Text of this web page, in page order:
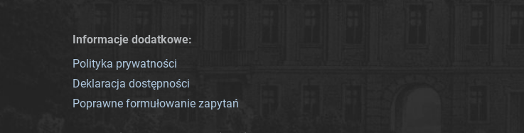
Informacje dodatkowe:
Polityka prywatności
Deklaracja dostępności
Poprawne formułowanie zapytań